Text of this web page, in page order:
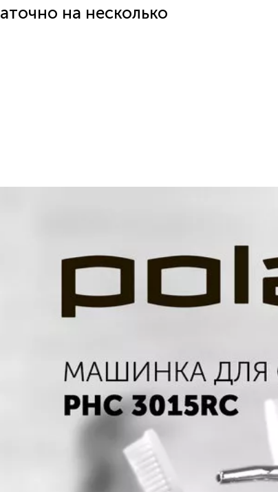
на несколько
стрижки волос (3-12